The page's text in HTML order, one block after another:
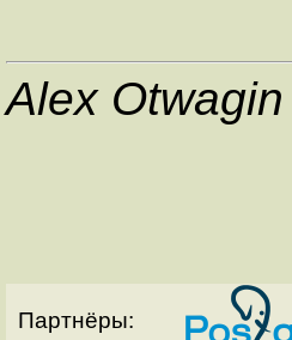
Alex
Партнёры: